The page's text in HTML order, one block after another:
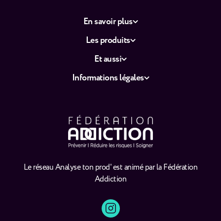
Le réseau Analyse ton prod' est animé par la Fédération
Addiction
En savoir plus
Les produits
Et aussi
Informations légales